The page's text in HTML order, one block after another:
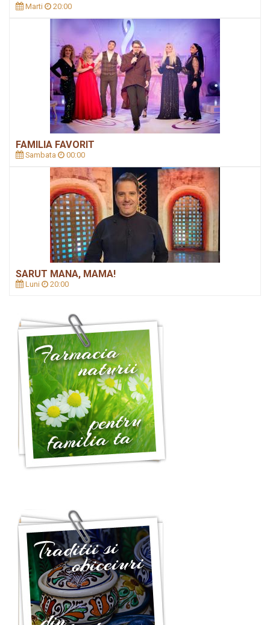
Marti 20:00
FAMILIA FAVORIT
Sambata 00:00
SARUT MANA, MAMA!
Luni 20:00